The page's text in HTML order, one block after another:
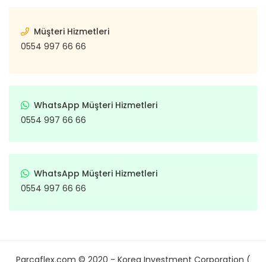
Müşteri Hizmetleri
0554 997 66 66
WhatsApp Müşteri Hizmetleri
0554 997 66 66
WhatsApp Müşteri Hizmetleri
0554 997 66 66
Parcaflex.com © 2020 - Korea Investment Corporation (